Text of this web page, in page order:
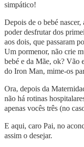
simpático!
Depois de o bebé
poder desfrutar dos
aos dois, que passaram
Um pormenor, não crie
bebé e da Mãe, ok? Vão
do Iron Man, mime-os
Ora, depois da
não há rotinas
apenas vocês três (no
E aqui, caro Pai, no
assim o desejar.